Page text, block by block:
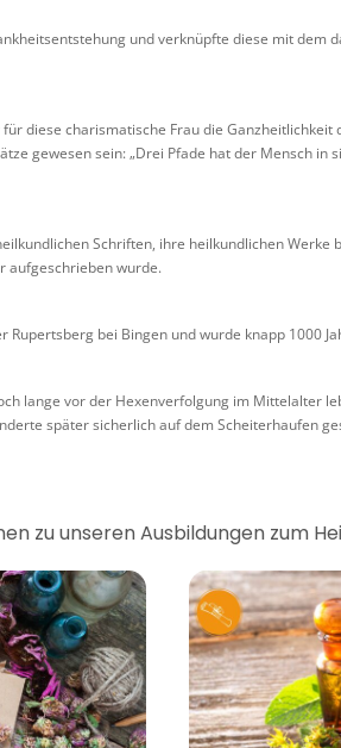
und verknüpfte diese mit dem
diese charismatische Frau die
gewesen sein: „Drei Pfade hat der Mensch in
Schriften, ihre heilkundlichen
aufgeschrieben wurde.
Rupertsberg bei Bingen und wurde knapp 1000
lange vor der Hexenverfolgung im Mittelalter
später sicherlich auf dem Scheiterhaufen
zu unseren Ausbildungen zum